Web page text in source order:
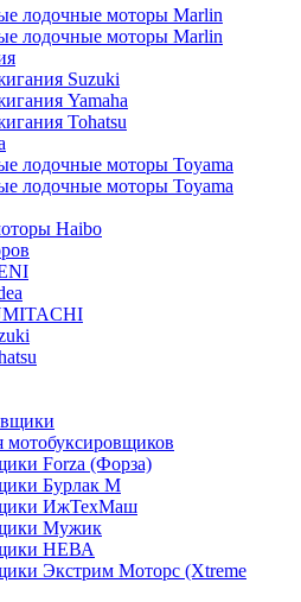
лодочные моторы Marlin
лодочные моторы Marlin
Suzuki
Yamaha
Tohatsu
лодочные моторы Toyama
лодочные моторы Toyama
Haibo
мотобуксировщиков
Forza (Форза)
Бурлак М
ИжТехМаш
Мужик
НЕВА
Экстрим Моторс (Xtreme